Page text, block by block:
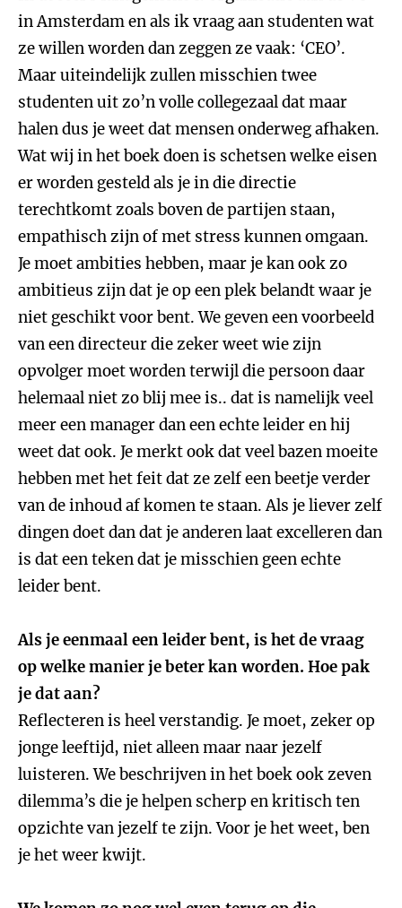
in Amsterdam en als ik vraag aan studenten wat
ze willen worden dan zeggen ze vaak: ‘CEO’.
Maar uiteindelijk zullen misschien twee
studenten uit zo’n volle collegezaal dat maar
halen dus je weet dat mensen onderweg afhaken.
Wat wij in het boek doen is schetsen welke eisen
er worden gesteld als je in die directie
terechtkomt zoals boven de partijen staan,
empathisch zijn of met stress kunnen omgaan.
Je moet ambities hebben, maar je kan ook zo
ambitieus zijn dat je op een plek belandt waar je
niet geschikt voor bent. We geven een voorbeeld
van een directeur die zeker weet wie zijn
opvolger moet worden terwijl die persoon daar
helemaal niet zo blij mee is.. dat is namelijk veel
meer een manager dan een echte leider en hij
weet dat ook. Je merkt ook dat veel bazen moeite
hebben met het feit dat ze zelf een beetje verder
van de inhoud af komen te staan. Als je liever zelf
dingen doet dan dat je anderen laat excelleren dan
is dat een teken dat je misschien geen echte
leider bent.
Als je eenmaal een leider bent, is het de vraag
op welke manier je beter kan worden. Hoe pak
je dat aan?
Reflecteren is heel verstandig. Je moet, zeker op
jonge leeftijd, niet alleen maar naar jezelf
luisteren. We beschrijven in het boek ook zeven
dilemma’s die je helpen scherp en kritisch ten
opzichte van jezelf te zijn. Voor je het weet, ben
je het weer kwijt.